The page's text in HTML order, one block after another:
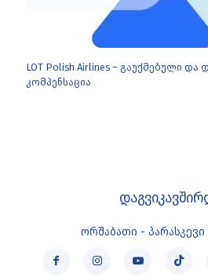
LOT Polish Airlines – გაუქმებული
კომპენსაცია
ორშაბათი - პარასკევი